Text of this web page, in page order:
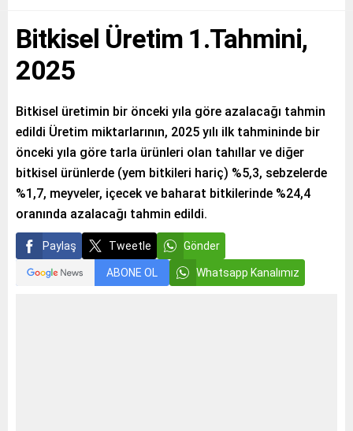
Bitkisel Üretim 1.Tahmini,
2025
Bitkisel üretimin bir önceki yıla göre azalacağı tahmin
edildi Üretim miktarlarının, 2025 yılı ilk tahmininde bir
önceki yıla göre tarla ürünleri olan tahıllar ve diğer
bitkisel ürünlerde (yem bitkileri hariç) %5,3, sebzelerde
%1,7, meyveler, içecek ve baharat bitkilerinde %24,4
oranında azalacağı tahmin edildi.
Paylaş Tweetle Gönder
ABONE OL Whatsapp Kanalımız